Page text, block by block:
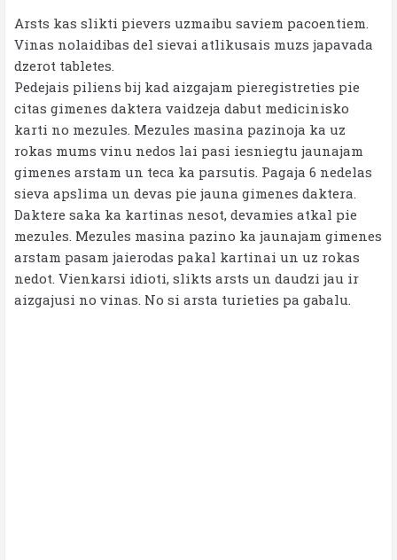
Arsts kas slikti pievers uzmaibu saviem pacoentiem.
Vinas nolaidibas del sievai atlikusais muzs japavada
dzerot tabletes.
Pedejais piliens bij kad aizgajam pieregistreties pie
citas gimenes daktera vaidzeja dabut medicinisko
karti no mezules. Mezules masina pazinoja ka uz
rokas mums vinu nedos lai pasi iesniegtu jaunajam
gimenes arstam un teca ka parsutis. Pagaja 6 nedelas
sieva apslima un devas pie jauna gimenes daktera.
Daktere saka ka kartinas nesot, devamies atkal pie
mezules. Mezules masina pazino ka jaunajam gimenes
arstam pasam jaierodas pakal kartinai un uz rokas
nedot. Vienkarsi idioti, slikts arsts un daudzi jau ir
aizgajusi no vinas. No si arsta turieties pa gabalu.